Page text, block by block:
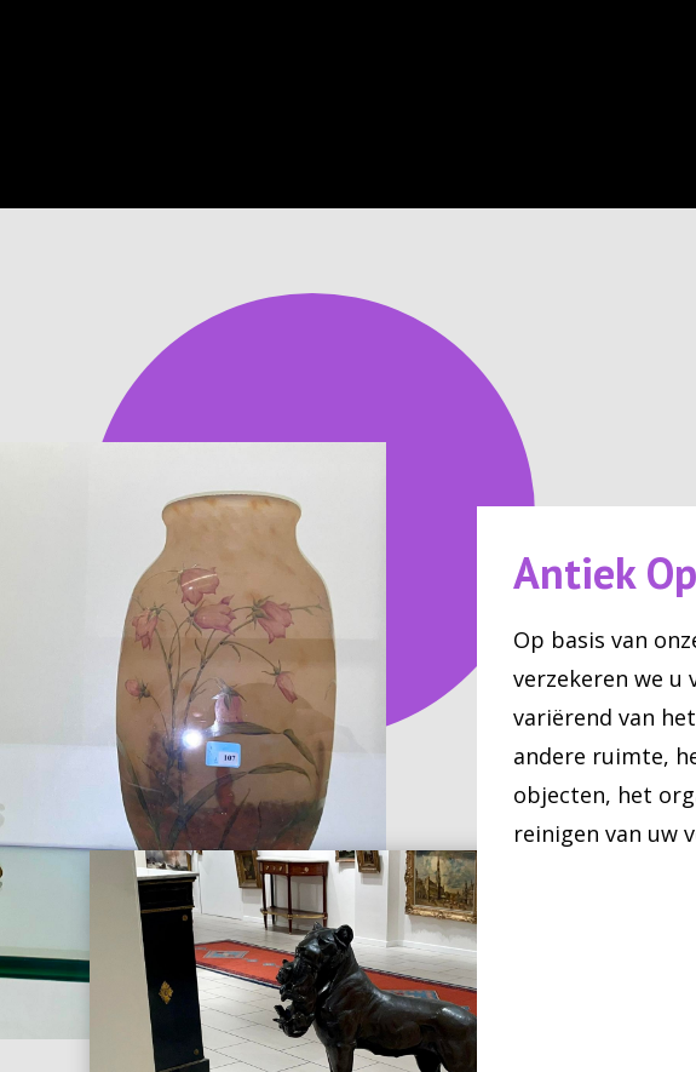
Antiek
Op basis van
verzekeren we u
variërend van
andere ruimte,
objecten, het
reinigen van uw